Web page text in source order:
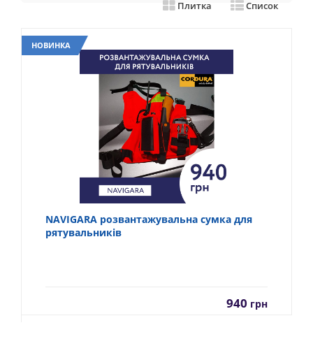
Плитка
Список
НОВИНКА
NAVIGARA розвантажувальна сумка для
рятувальників
940 грн